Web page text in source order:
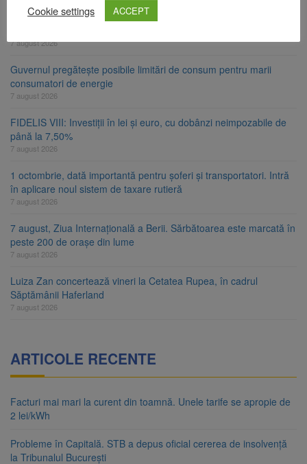
Probleme în Capitală. STB a depus oficial cererea de insolvență
7 august 2026
Guvernul pregătește posibile limitări de consum pentru marii
consumatori de energie
7 august 2026
FIDELIS VIII: Investiții în lei și euro, cu dobânzi neimpozabile de
până la 7,50%
7 august 2026
1 octombrie, dată importantă pentru șoferi și transportatori. Intră
în aplicare noul sistem de taxare rutieră
7 august 2026
7 august, Ziua Internațională a Berii. Sărbătoarea este marcată în
peste 200 de orașe din lume
7 august 2026
Luiza Zan concertează vineri la Cetatea Rupea, în cadrul
Săptămânii Haferland
7 august 2026
ARTICOLE RECENTE
Facturi mai mari la curent din toamnă. Unele tarife se apropie de
2 lei/kWh
Probleme în Capitală. STB a depus oficial cererea de insolvență
la Tribunalul București
Cookie settings
ACCEPT